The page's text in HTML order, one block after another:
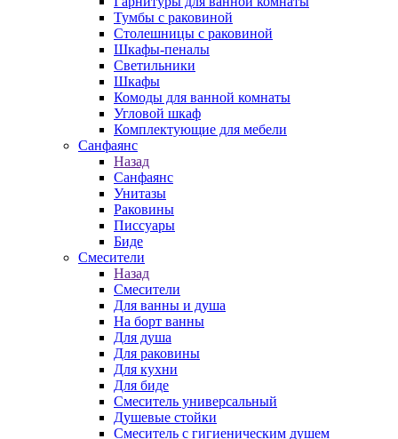
Тумбы с раковиной
Столешницы с раковиной
Шкафы-пеналы
Светильники
Шкафы
Комоды для ванной комнаты
Угловой шкаф
Комплектующие для мебели
Санфаянс
Назад
Санфаянс
Унитазы
Раковины
Писсуары
Биде
Смесители
Назад
Смесители
Для ванны и душа
На борт ванны
Для душа
Для раковины
Для кухни
Для биде
Смеситель универсальный
Душевые стойки
Смеситель с гигиеническим душем